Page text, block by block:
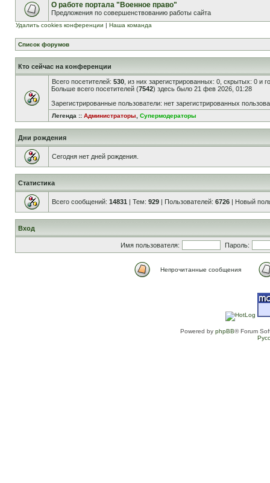
О работе портала "Военное право"
Предложения по совершенствованию работы сайта
Удалить cookies конференции | Наша команда
Список форумов
Кто сейчас на конференции
Всего посетителей: 530 , из них зарегистрированных: 0, скрытых: 0 и
Больше всего посетителей (7542) здесь было 21 фев 2026, 01:28
Зарегистрированные пользователи: нет зарегистрированных
Легенда :: Администраторы Супермодераторы
Дни рождения
Сегодня нет дней рождения.
Статистика
Всего сообщений: 14831 | Тем: 929 | Пользователей: 6726 | Новый
Вход
Имя пользователя: Пароль:
Непрочитанные сообщения
Powered by phpBB® Forum